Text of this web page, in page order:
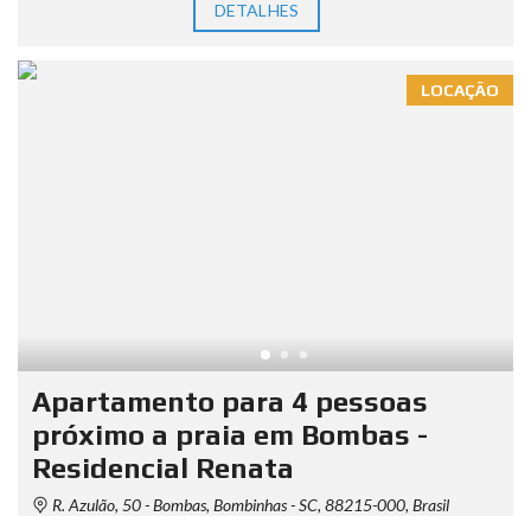
DETALHES
LOCAÇÃO
Apartamento para 4 pessoas
próximo a praia em Bombas -
Residencial Renata
R. Azulão, 50 - Bombas, Bombinhas - SC, 88215-000, Brasil